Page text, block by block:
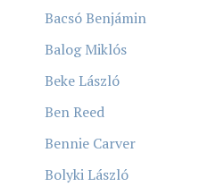
Bacsó Benjámin
Balog Miklós
Beke László
Ben Reed
Bennie Carver
Bolyki László